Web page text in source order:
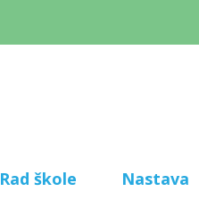
Rad škole Nastava